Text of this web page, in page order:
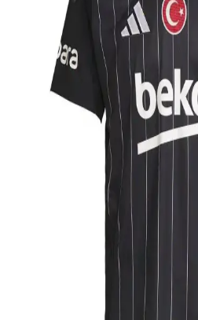
Beşiktaş 2 yılzı formaları, kulüp
simgeler. Bu özel tasarımlar,
kimliğini yansıtarak futbol kültürünün
Beşiktaş Kulübü Renklerini
Fonksiyonel Çanta Modelleri
Beşiktaş çantaları, kulüp renkleri ve
fonksiyonelliği bir araya getirerek
gösterir. Dayanıklı malzemeleriyle
Beşiktaş İçin En İyi Krampon
Sahadaki Performansı
Beşiktaş futbolcularının sahadaki
krampon seçimi, hız ve dengeyi
popüler modeller ve seçim ipuçları
Beşiktaş 13-14 Sezonu
Koleksiyon Değeri